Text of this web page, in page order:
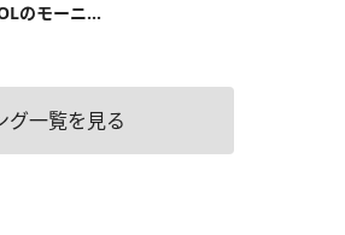
のモーニ...
グ一覧を見る